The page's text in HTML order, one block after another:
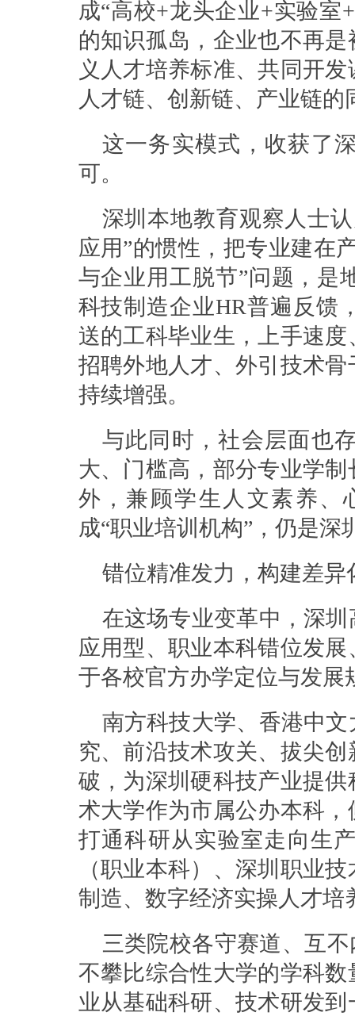
成“高校+龙头企业+实验室
的知识孤岛，企业也不再
义人才培养标准、共同开
人才链、创新链、产业链的
这一务实模式，收获了
可。
深圳本地教育观察人士
应用”的惯性，把专业建在
与企业用工脱节”问题，是
科技制造企业HR普遍反馈
送的工科毕业生，上手速
招聘外地人才、外引技术
持续增强。
与此同时，社会层面也
大、门槛高，部分专业学
外，兼顾学生人文素养、
成“职业培训机构”，仍是
错位精准发力，构建差异
在这场专业变革中，深
应用型、职业本科错位发
于各校官方办学定位与发展
南方科技大学、香港中
究、前沿技术攻关、拔尖
破，为深圳硬科技产业提
术大学作为市属公办本科
打通科研从实验室走向生
（职业本科）、深圳职业
制造、数字经济实操人才
三类院校各守赛道、互
不攀比综合性大学的学科
业从基础科研、技术研发